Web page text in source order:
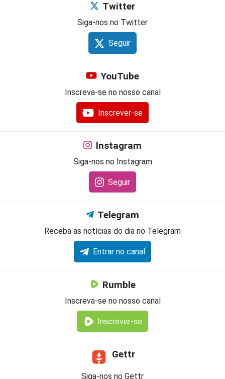
Twitter
Siga-nos no Twitter
Seguir
YouTube
Inscreva-se no nosso canal
Inscrever-se
Instagram
Siga-nos no Instagram
Seguir
Telegram
Receba as notícias do dia no Telegram
Entrar no canal
Rumble
Inscreva-se no nosso canal
Inscrever-se
Gettr
Siga-nos no Gettr